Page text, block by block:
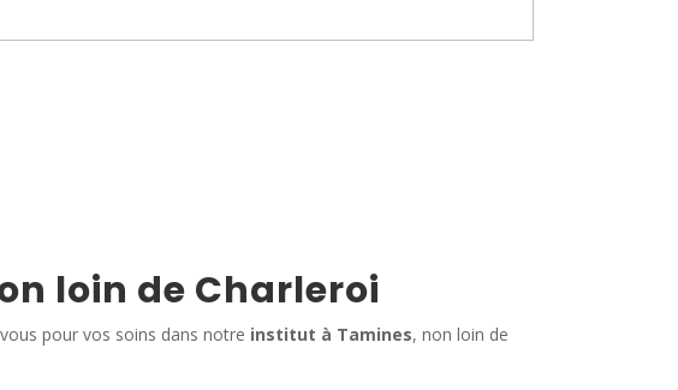
loin de Charleroi
pour vos soins dans notre institut à Tamines, non loin de